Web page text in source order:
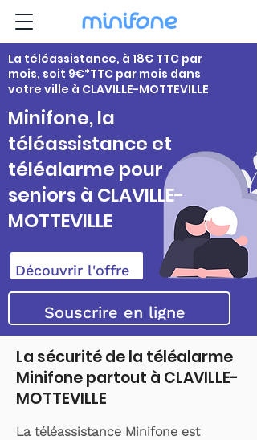
La téléassistance, à 18€ TTC par
mois, soit 9€*TTC par mois dans
votre ville à CLAVILLE-MOTTEVILLE
Minifone, la
téléassistance et
téléalarme pour
seniors à CLAVILLE-
MOTTEVILLE
Découvrir l'offre
Souscrire en ligne
La sécurité de la téléalarme
Minifone partout à CLAVILLE-
MOTTEVILLE
La téléassistance Minifone est